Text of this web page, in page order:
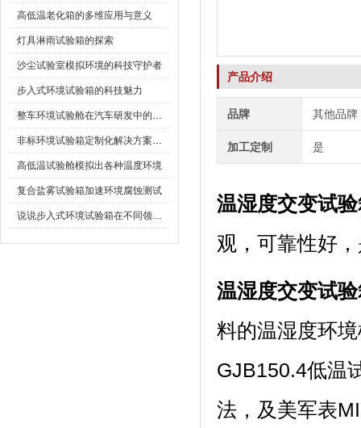
高低温老化箱的多维应用与意义
灯具淋雨试验箱的探索
沙尘试验室模拟环境的科技守护者
步入式环境试验箱的科技魅力
整车环境试验舱在汽车研发中的作用
非标环境试验箱定制化解决方案在可靠性测试中的重要性
高低温试验舱模拟出各种温度环境
复合盐雾试验箱加速环境腐蚀测试
说说步入式环境试验箱在不同领域的应用
产品介绍
品牌 其他品牌
加工定制 是
温湿度交变试
观，可靠性好
温湿度交变试
料的温湿度环境
GJB150.4低温
法，及美军